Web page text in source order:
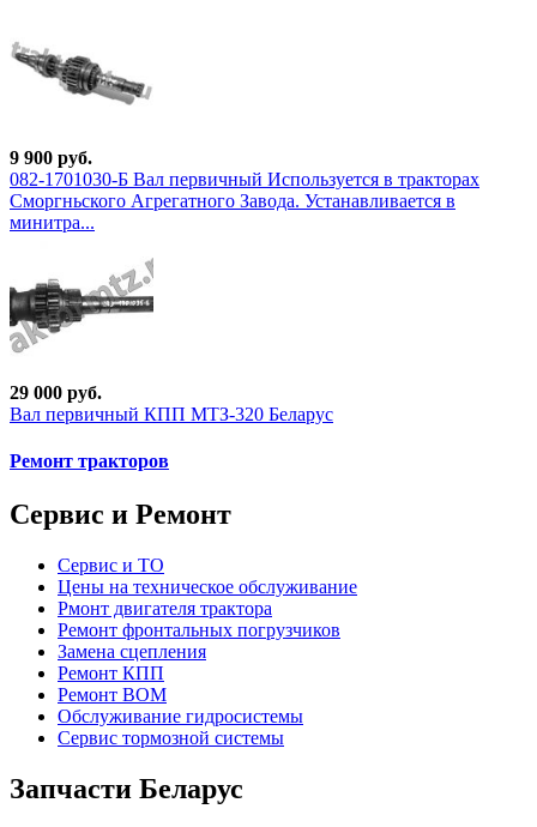
9 900 руб.
082-1701030-Б Вал первичный Используется в тракторах
Сморгньского Агрегатного Завода. Устанавливается в
минитра...
29 000 руб.
Вал первичный КПП МТЗ-320 Беларус
Ремонт тракторов
Сервис и Ремонт
Сервис и ТО
Цены на техническое обслуживание
Рмонт двигателя трактора
Ремонт фронтальных погрузчиков
Замена сцепления
Ремонт КПП
Ремонт ВОМ
Обслуживание гидросистемы
Сервис тормозной системы
Запчасти Беларус